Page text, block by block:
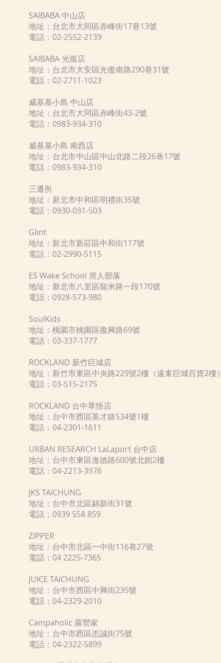
SAIBABA 中山店
地址：台北市大同區赤峰街17巷13號
電話：02-2552-2139
SAIBABA 光復店
地址：台北市大安區光復南路290巷31號
電話：02-2711-1023
威基基小島 中山店
地址：台北市大同區赤峰街43-2號
電話：0983-934-310
威基基小島 南西店
地址：台北市中山區中山北路二段26巷17號
電話：0983-934-310
三遷所
地址：新北市中和區明禮街35號
電話：0930-031-503
Glint
地址：新北市新莊區中和街117號
電話：02-2990-5115
ES Wake School 滑人部落
地址：新北市八里區龍米路一段170號
電話：0928-573-980
SoulKids
地址：桃園市桃園區復興路69號
電話：03-337-1777
ROCKLAND 新竹巨城店
地址：新竹市東區中央路229號2樓（遠東巨城百貨2樓
電話：03-515-2175
ROCKLAND 台中草悟店
地址：台中市西區英才路534號1樓
電話：04-2301-1611
URBAN RESEARCH LaLaport 台中店
地址：台中市東區進德路600號北館2樓
電話：04-2213-3976
JKS TAICHUNG
地址：台中市北區錦新街31號
電話：0939 558 859
ZIPPER
地址：台中市北區一中街116巷27號
電話：04 2225-7365
JUICE TAICHUNG
地址：台中市西區中興街235號
電話：04-2329-2010
Campaholic 露營家
地址：台中市西區忠誠街75號
電話：04-2322-5899